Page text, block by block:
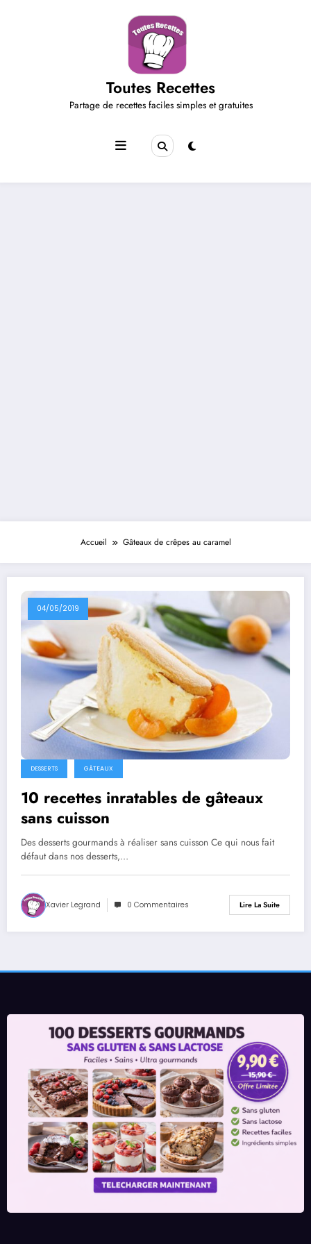
Toutes Recettes
Partage de recettes faciles simples et gratuites
Accueil Gâteaux de crêpes au caramel
04/05/2019
DESSERTS GÂTEAUX
10 recettes inratables de gâteaux
sans cuisson
Des desserts gourmands à réaliser sans cuisson Ce qui nous fait
défaut dans nos desserts,…
Xavier Legrand 0 Commentaires Lire La Suite